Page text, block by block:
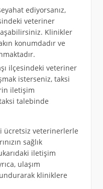
ediyorsanız,
veteriner
Klinikler
konumdadır ve
ilçesindeki veteriner
isterseniz, taksi
iletişim
talebinde
ücretsiz veterinerlerle
sağlık
iletişim
ulaşım
kliniklere